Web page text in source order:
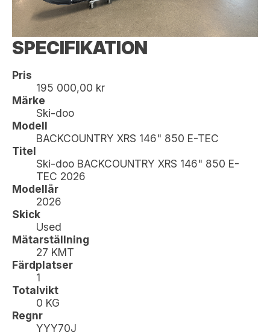
SPECIFIKATION
Pris
195 000,00 kr
Märke
Ski-doo
Modell
BACKCOUNTRY XRS 146" 850 E-TEC
Titel
Ski-doo BACKCOUNTRY XRS 146" 850 E-
TEC 2026
Modellår
2026
Skick
Used
Mätarställning
27 KMT
Färdplatser
1
Totalvikt
0 KG
Regnr
YYY70J